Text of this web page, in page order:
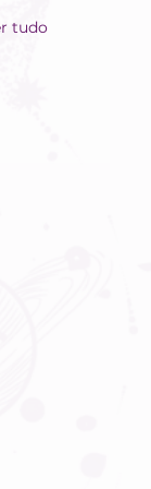
tudo